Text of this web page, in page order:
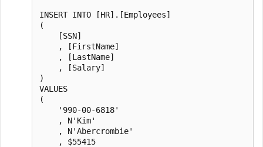
INSERT INTO [HR].[Employees]
(
    [SSN]
    , [FirstName]
    , [LastName]
    , [Salary]
)
VALUES
(
    '990-00-6818'
    , N'Kim'
    , N'Abercrombie'
    , $55415